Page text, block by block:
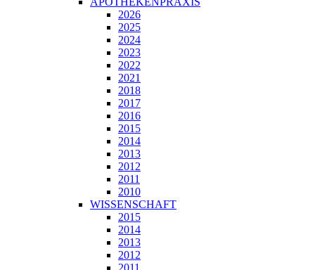
2026
2025
2024
2023
2022
2021
2018
2017
2016
2015
2014
2013
2012
2011
2010
WISSENSCHAFT
2015
2014
2013
2012
2011